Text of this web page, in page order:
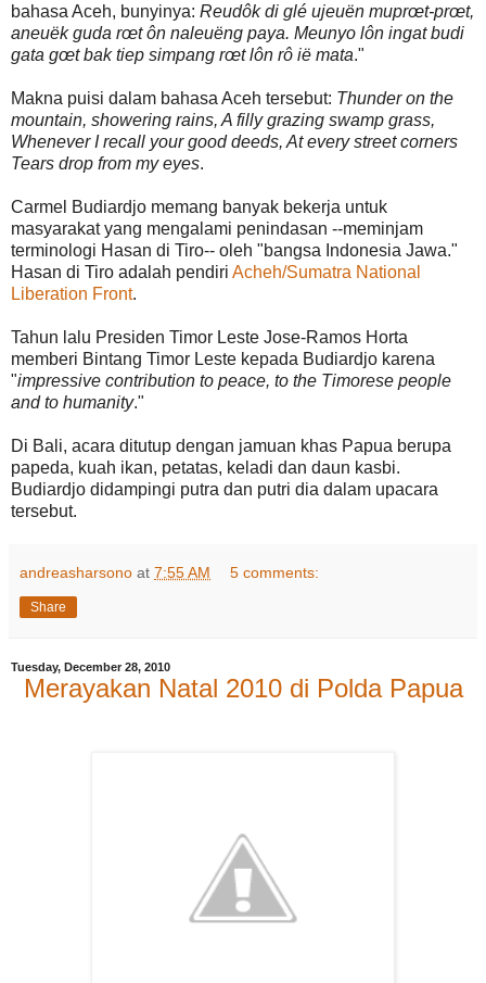
bahasa Aceh, bunyinya: Reudôk di glé ujeuën muprœt-prœt,
aneuëk guda rœt ôn naleuëng paya. Meunyo lôn ingat budi
gata gœt bak tiep simpang rœt lôn rô ië mata."
Makna puisi dalam bahasa Aceh tersebut: Thunder on the
mountain, showering rains, A filly grazing swamp grass,
Whenever I recall your good deeds, At every street corners
Tears drop from my eyes.
Carmel Budiardjo memang banyak bekerja untuk
masyarakat yang mengalami penindasan --meminjam
terminologi Hasan di Tiro-- oleh "bangsa Indonesia Jawa."
Hasan di Tiro adalah pendiri Acheh/Sumatra National
Liberation Front.
Tahun lalu Presiden Timor Leste Jose-Ramos Horta
memberi Bintang Timor Leste kepada Budiardjo karena
"impressive contribution to peace, to the Timorese people
and to humanity."
Di Bali, acara ditutup dengan jamuan khas Papua berupa
papeda, kuah ikan, petatas, keladi dan daun kasbi.
Budiardjo didampingi putra dan putri dia dalam upacara
tersebut.
andreasharsono at 7:55 AM 5 comments:
Share
Tuesday, December 28, 2010
Merayakan Natal 2010 di Polda Papua